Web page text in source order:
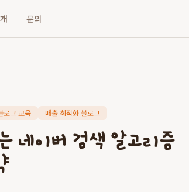
문의
로그 교육 매출 최적화 블로그
네이버 검색 알고리즘